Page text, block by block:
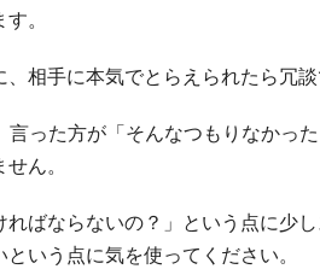
。
相手に本気でとらえられたら冗談
言った方が「そんなつもりなかっ
ん。
ばならないの？」という点に少
いう点に気を使ってください。